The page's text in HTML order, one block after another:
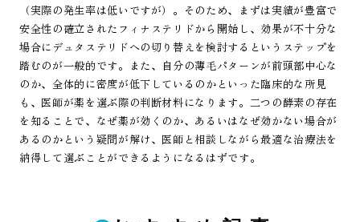
（実際の発生率は低いですが）。そのため、まずは実績が豊富で
安全性の確立されたフィナステリドから開始し、効果が不十分な
場合にデュタステリドへの切り替えを検討するというステップを
踏むのが一般的です。また、自分の薄毛パターンが前頭部中心な
のか、全体的に密度が低下しているのかといった臨床的な所見
も、医師が薬を選ぶ際の判断材料になります。二つの酵素の存在
を知ることで、なぜ薬が効くのか、あるいはなぜ効かない場合が
あるのかという疑問が解け、医師と相談しながら最適な治療法を
納得して選ぶことができるようになるはずです。